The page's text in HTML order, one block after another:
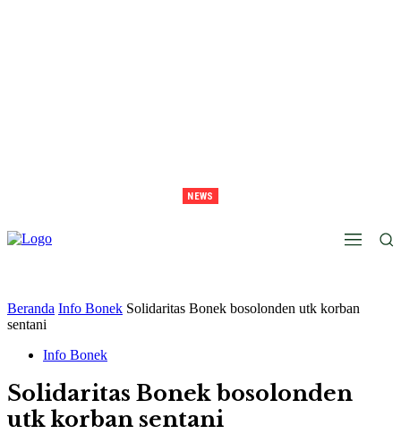
NEWS
Beranda Info Bonek Solidaritas Bonek bosolonden utk korban
sentani
Info Bonek
Solidaritas Bonek bosolonden
utk korban sentani